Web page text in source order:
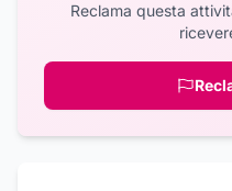
Reclama questa